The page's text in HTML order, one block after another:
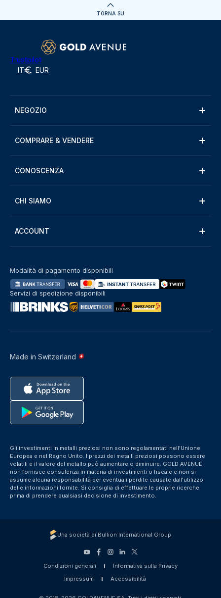
TORNA SU
Trustpilot
IT EUR
NEGOZIO
COMPRARE & VENDERE
CONOSCENZA
CHI SIAMO
ACCOUNT
Made in Switzerland
Modalità di pagamento disponibili
Servizi di spedizione disponibili
Gli investimenti in metalli preziosi non sono regolamentati nell'Unione
Europea e nel Regno Unito. I prezzi dei metalli preziosi possono essere
volatili e il valore del metallo può aumentare o diminuire. GOLD AVENUE
non fornisce consulenza in materia di investimenti o fiscale e non si
assume alcuna responsabilità per eventuali perdite causate dall'utilizzo
delle informazioni fornite. Si consiglia di effettuare le proprie ricerche
prima di prendere qualsiasi decisione di investimento.
Una società di Bullion International Group
Condizioni generali
Informativa sulla Privacy
Impressum
Accessibilità